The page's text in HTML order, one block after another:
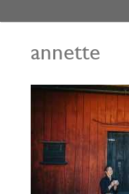
annette